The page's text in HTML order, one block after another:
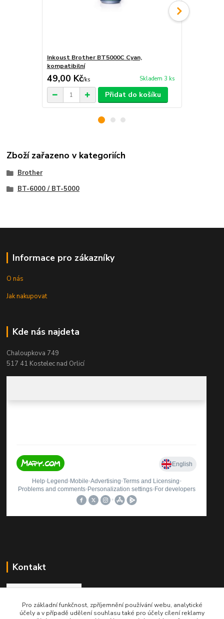
Inkoust Brother BT5000C Cyan,
kompatibilní
49,00 Kč/ks Skladem 3 ks
Přidat do košíku
Zboží zařazeno v kategoriích
Brother
BT-6000 / BT-5000
Informace pro zákazníky
O nás
Jak nakupovat
Kde nás najdeta
Chaloupkova 749
517 41 Kostelec nad Orlicí
Kontakt
Roman Brož
Pro základní funkčnost, zpříjemnění používání webu, analytické
účely a v případě udělení souhlasu také pro účely cílení reklamy